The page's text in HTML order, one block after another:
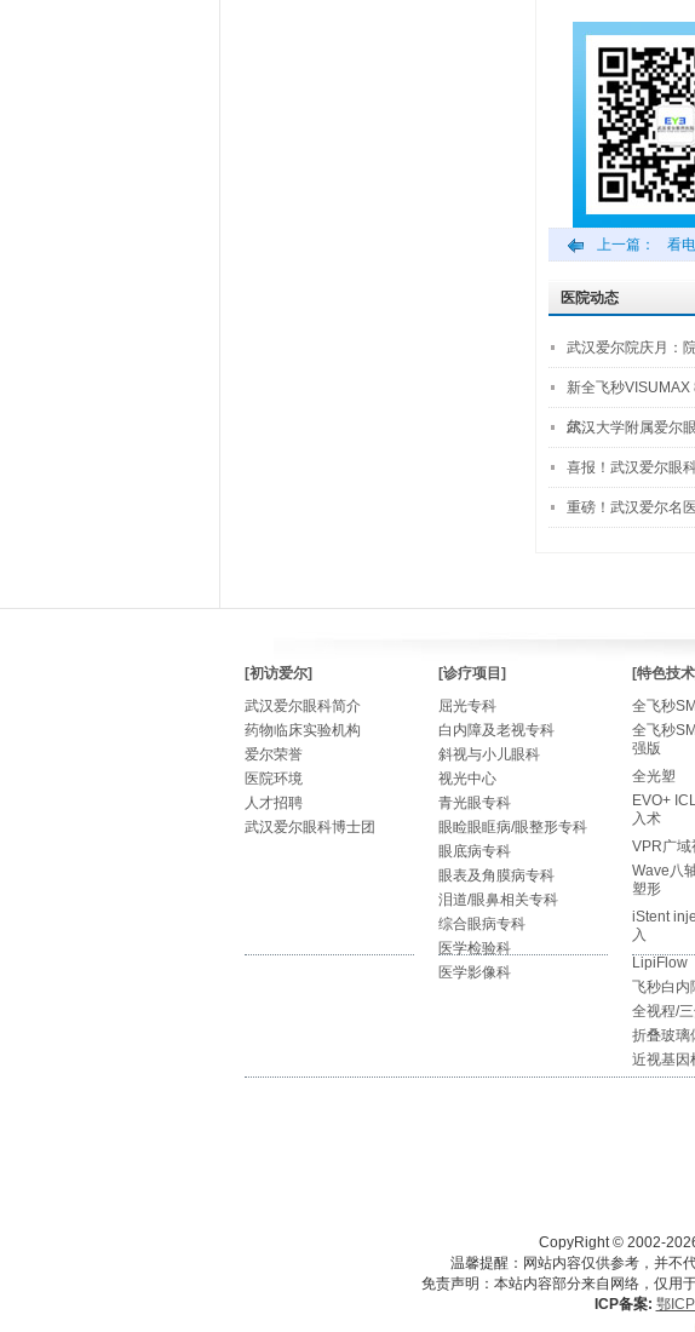
上一篇： 看
医院动态
武汉爱尔院庆月：
新全飞秒
尔…
武汉大学附属爱尔
喜报！武汉爱尔眼
重磅！武汉爱尔名
[初访爱尔]
武汉爱尔眼科简介
药物临床实验机构
爱尔荣誉
医院环境
人才招聘
武汉爱尔眼科博士团
[诊疗项目]
屈光专科
白内障及老视专科
斜视与小儿眼科
视光中心
青光眼专科
眼睑眼眶病/眼整形专科
眼底病专科
眼表及角膜病专科
泪道/眼鼻相关专科
综合眼病专科
医学检验科
医学影像科
[特色技
全飞秒
全飞秒
强版
全光塑
EVO+
入术
VPR广域
Wave八
塑形
iStent
入
LipiFlow
飞秒白内
全视程/
折叠玻璃
近视基因
CopyRight © 2002-
温馨提醒：网站内容仅供参考，并不
免责声明：本站内容部分来自网络，仅用
ICP备案: 鄂